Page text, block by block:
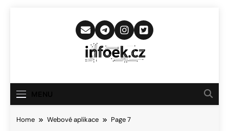
Infoek.cz
Novinkám
Home Webové aplikace Page 7